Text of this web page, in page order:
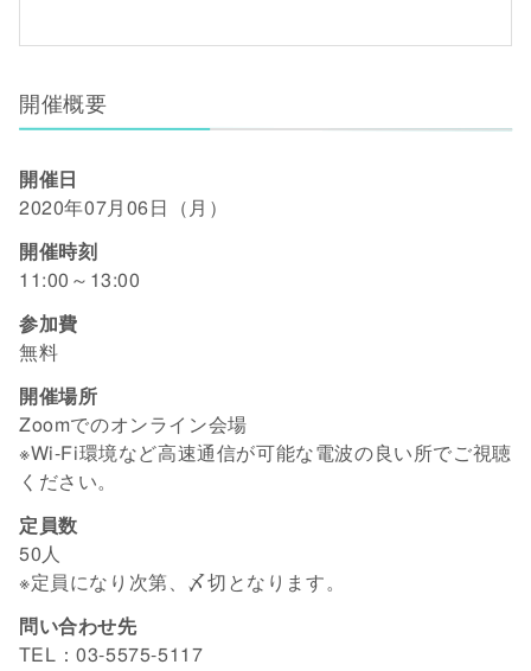
開催概要
開催日
2020年07月06日（月）
開催時刻
11:00～13:00
参加費
無料
開催場所
Zoomでのオンライン会場
※Wi-Fi環境など高速通信が可能な電波の良い所でご視聴
ください。
定員数
50人
※定員になり次第、〆切となります。
問い合わせ先
TEL：03-5575-5117